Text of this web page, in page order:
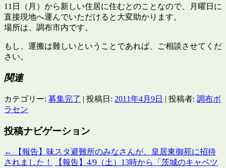
11日（月）から新しい住居に住むとのことなので、月曜日に
直接現地へ運んでいただけると大変助かります。
場所は、調布市内です。
もし、運搬は難しいということであれば、ご相談させてくだ
さい。
関連
カテゴリー: 募集完了 | 投稿日: 2011年4月9日 | 投稿者: 調布ボ
ラセン
投稿ナビゲーション
←
【報告】味スタ避難所のみなさんが、皇居東御苑に招待
されました！
【報告】4/9（土）13時から「茨城のキャベツ